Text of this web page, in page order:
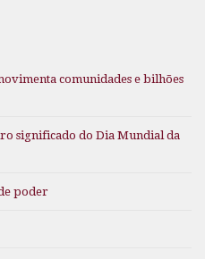
comunidades e bilhões
significado do Dia Mundial da
poder